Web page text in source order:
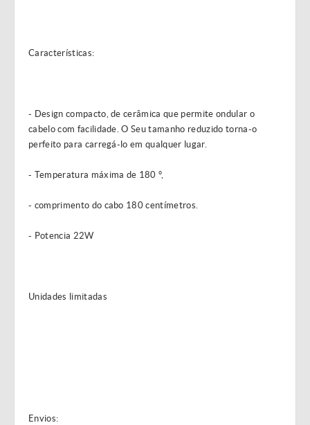
Características:
- Design compacto, de cerâmica que permite ondular o
cabelo com facilidade. O Seu tamanho reduzido torna-o
perfeito para carregá-lo em qualquer lugar.
- Temperatura máxima de 180 °,
- comprimento do cabo 180 centímetros.
- Potencia 22W
Unidades limitadas
Envios: